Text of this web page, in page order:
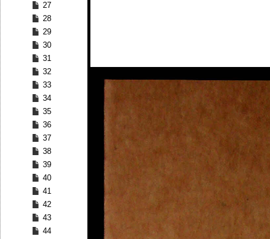
27
28
29
30
31
32
33
34
35
36
37
38
39
40
41
42
43
44